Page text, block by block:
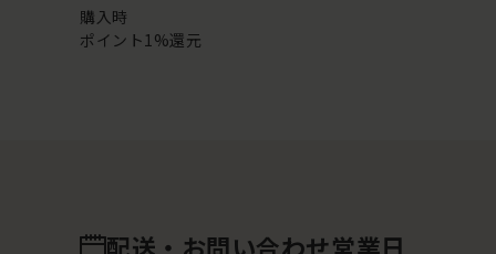
購入時
ポイント1%還元
配送・お問い合わせ営業日